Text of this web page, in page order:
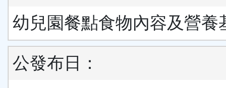
幼兒園餐點食物內容及營養
公發布日：